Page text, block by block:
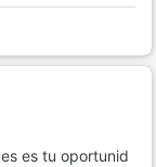
es tu oportunid